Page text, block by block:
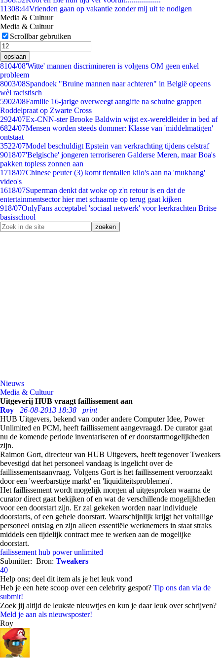
11308:44Vrienden gaan op vakantie zonder mij uit te nodigen
Media & Cultuur
Media & Cultuur
Scrollbar gebruiken
opslaan
8104/08'Witte' mannen discrimineren is volgens OM geen enkel
probleem
8003/08Spandoek "Bruine mannen naar achteren" in België opeens
wèl racistisch
5902/08Familie 16-jarige overweegt aangifte na schuine grappen
Roddelpraat op Zwarte Cross
2924/07Ex-CNN-ster Brooke Baldwin wijst ex-wereldleider in bed af
6824/07Mensen worden steeds dommer: Klasse van 'middelmatigen'
ontstaat
3522/07Model beschuldigt Epstein van verkrachting tijdens celstraf
9018/07'Belgische' jongeren terroriseren Galderse Meren, maar Boa's
pakken topless zonnen aan
1718/07Chinese peuter (3) komt tientallen kilo's aan na 'mukbang'
video's
1618/07Superman denkt dat woke op z'n retour is en dat de
entertainmentsector hier met schaamte op terug gaat kijken
918/07OnlyFans acceptabel 'sociaal netwerk' voor leerkrachten Britse
basisschool
Nieuws
Media & Cultuur
Uitgeverij HUB vraagt faillissement aan
Roy
26-08-2013 18:38
print
HUB Uitgevers, bekend van onder andere Computer Idee, Power
Unlimited en PCM, heeft faillissement aangevraagd. De curator gaat
nu de komende periode inventariseren of er doorstartmogelijkheden
zijn.
Raimon Gort, directeur van HUB Uitgevers, heeft tegenover Tweakers
bevestigd dat het personeel vandaag is ingelicht over de
faillissementsaanvraag. Volgens Gort is het faillissement veroorzaakt
door een 'weerbarstige markt' en 'liquiditeitsproblemen'.
Het faillissement wordt mogelijk morgen al uitgesproken waarna de
curator direct gaat bekijken of en wat de verschillende mogelijkheden
voor een doorstart zijn. Er zal gekeken worden naar individuele
doorstarts, of een gehele doorstart. Waarschijnlijk krijgt het voltallige
personeel ontslag en zijn alleen essentiële werknemers in staat straks
middels een tijdelijk contract mee te werken aan de mogelijke
doorstart.
failissement hub power unlimited
Submitter: Bron: Tweakers
40
Help ons; deel dit item als je het leuk vond
Heb je een hete scoop over een celebrity gespot? Tip ons dan via de
submit!
Zoek jij altijd de leukste nieuwtjes en kun je daar leuk over schrijven?
Meld je aan als nieuwsposter!
Roy